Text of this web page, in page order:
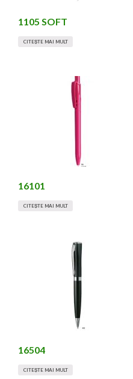
1105 SOFT
CITEȘTE MAI MULT
16101
CITEȘTE MAI MULT
16504
CITEȘTE MAI MULT